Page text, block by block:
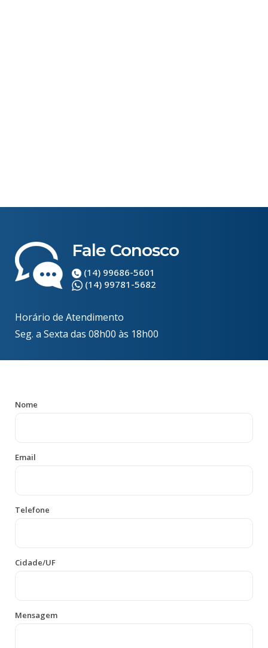
Fale Conosco
(14) 99686-5601
(14) 99781-5682
Horário de Atendimento
Seg. a Sexta das 08h00 às 18h00
Nome
Email
Telefone
Cidade/UF
Mensagem